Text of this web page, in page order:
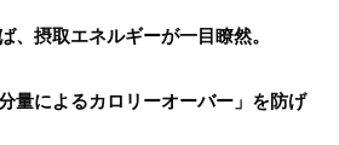
、摂取エネルギーが一目瞭然。
分量によるカロリーオーバー」を防げ